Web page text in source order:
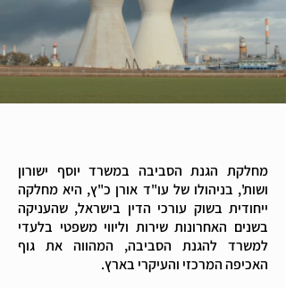
מחלקת הגנת הסביבה במשרד יוסף ישורון
ושות', בניהולו של עו"ד אורן כ"ץ, היא מחלקה
ייחודית בשוק עורכי הדין בישראל, שהעניקה
בשנים האחרונות שירות וליווי משפטי בלעדי
למשרד להגנת הסביבה, המהווה את גוף
האכיפה המרכזי והעיקרי בארץ.